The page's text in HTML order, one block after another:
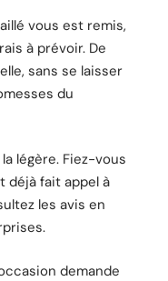
vous est remis,
à prévoir. De
sans se laisser
du
légère. Fiez-vous
déjà fait appel à
les avis en
demande